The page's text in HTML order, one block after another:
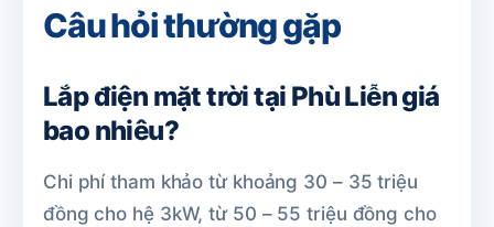
Câu hỏi thường gặp
Lắp điện mặt trời tại Phù Liễn giá
bao nhiêu?
Chi phí tham khảo từ khoảng 30 – 35 triệu
đồng cho hệ 3kW, từ 50 – 55 triệu đồng cho